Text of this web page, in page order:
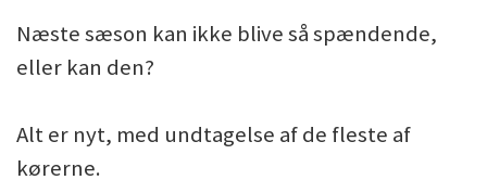
Næste sæson kan ikke blive så spændende,
eller kan den?
Alt er nyt, med undtagelse af de fleste af
kørerne.